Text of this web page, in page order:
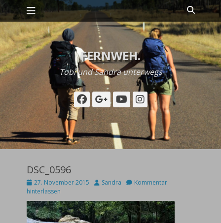
Zum
Inhalt
springen
Primäres Menü Suchen
FERNWEH.
Tobi und Sandra unterwegs
Facebook
Googleplus
YouTube
Instagram
DSC_0596
Posted
on
27. November 2015 AutorSandra
Kommentar
hinterlassen